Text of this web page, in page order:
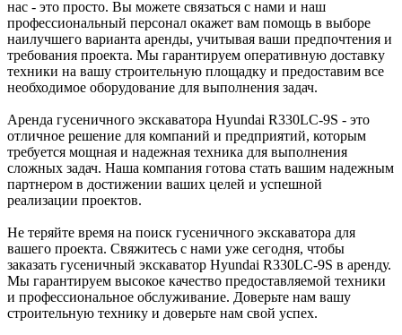
нас - это просто. Вы можете связаться с нами и наш
профессиональный персонал окажет вам помощь в выборе
наилучшего варианта аренды, учитывая ваши предпочтения и
требования проекта. Мы гарантируем оперативную доставку
техники на вашу строительную площадку и предоставим все
необходимое оборудование для выполнения задач.
Аренда гусеничного экскаватора Hyundai R330LC-9S - это
отличное решение для компаний и предприятий, которым
требуется мощная и надежная техника для выполнения
сложных задач. Наша компания готова стать вашим надежным
партнером в достижении ваших целей и успешной
реализации проектов.
Не теряйте время на поиск гусеничного экскаватора для
вашего проекта. Свяжитесь с нами уже сегодня, чтобы
заказать гусеничный экскаватор Hyundai R330LC-9S в аренду.
Мы гарантируем высокое качество предоставляемой техники
и профессиональное обслуживание. Доверьте нам вашу
строительную технику и доверьте нам свой успех.